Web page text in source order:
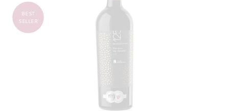
BEST
SELLER